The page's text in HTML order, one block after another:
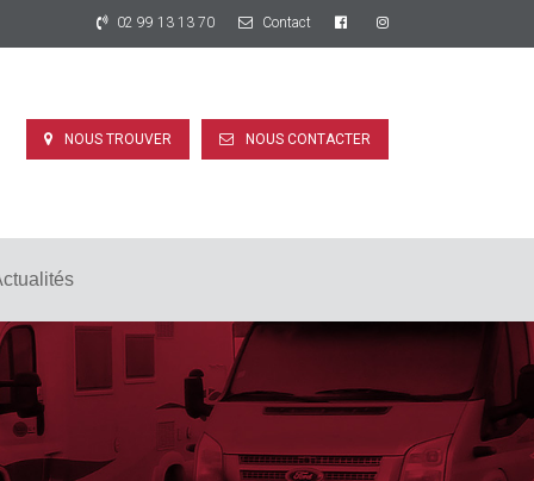
02 99 13 13 70 Contact
NOUS TROUVER NOUS CONTACTER